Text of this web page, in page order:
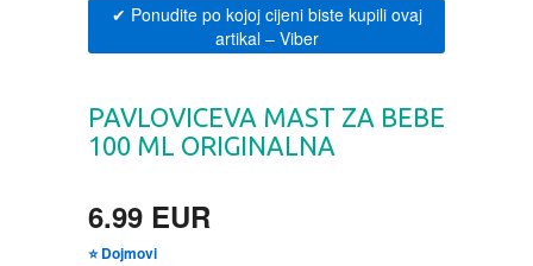
ESEJISTIKA
HOROR
INTERNET I RAČUNARI
✔ Ponudite po kojoj cijeni biste kupili ovaj
artikal– Viber
PAVLOVICEVA MAST ZA BEBE
100 ML ORIGINALNA
6.99 EUR
⭐ Dojmovi